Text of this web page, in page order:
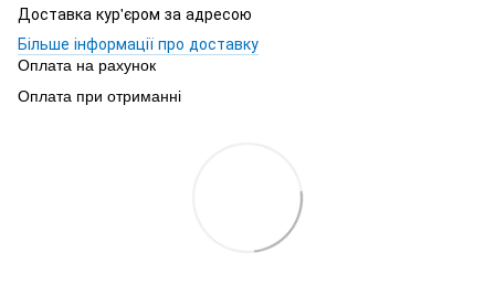
Доставка кур'єром за адресою
Більше інформації про доставку
Оплата на рахунок
Оплата при отриманні